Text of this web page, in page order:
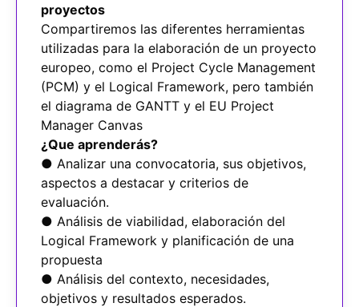
proyectos
Compartiremos las diferentes herramientas
utilizadas para la elaboración de un proyecto
europeo, como el Project Cycle Management
(PCM) y el Logical Framework, pero también
el diagrama de GANTT y el EU Project
Manager Canvas
¿Que aprenderás?
● Analizar una convocatoria, sus objetivos,
aspectos a destacar y criterios de
evaluación.
● Análisis de viabilidad, elaboración del
Logical Framework y planificación de una
propuesta
● Análisis del contexto, necesidades,
objetivos y resultados esperados.